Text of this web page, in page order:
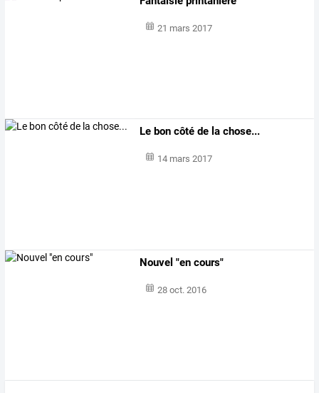
21 mars 2017
Le bon côté de la chose...
14 mars 2017
Nouvel "en cours"
28 oct. 2016